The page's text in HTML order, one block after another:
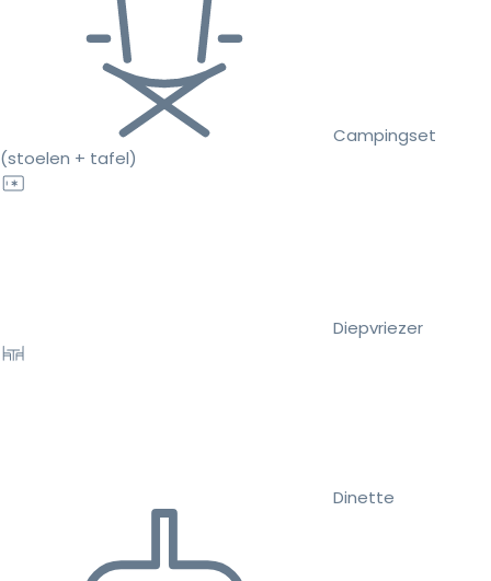
Campingset
(stoelen + tafel)
Diepvriezer
Dinette